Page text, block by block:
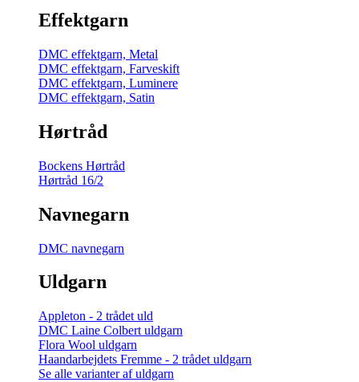
Effektgarn
DMC effektgarn, Metal
DMC effektgarn, Farveskift
DMC effektgarn, Luminere
DMC effektgarn, Satin
Hørtråd
Bockens Hørtråd
Hørtråd 16/2
Navnegarn
DMC navnegarn
Uldgarn
Appleton - 2 trådet uld
DMC Laine Colbert uldgarn
Flora Wool uldgarn
Haandarbejdets Fremme - 2 trådet uldgarn
Se alle varianter af uldgarn